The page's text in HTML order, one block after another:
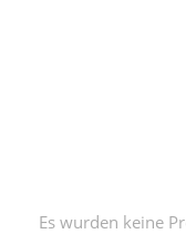
Es wurden keine